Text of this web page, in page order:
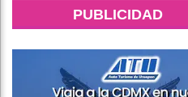
PUBLICIDAD